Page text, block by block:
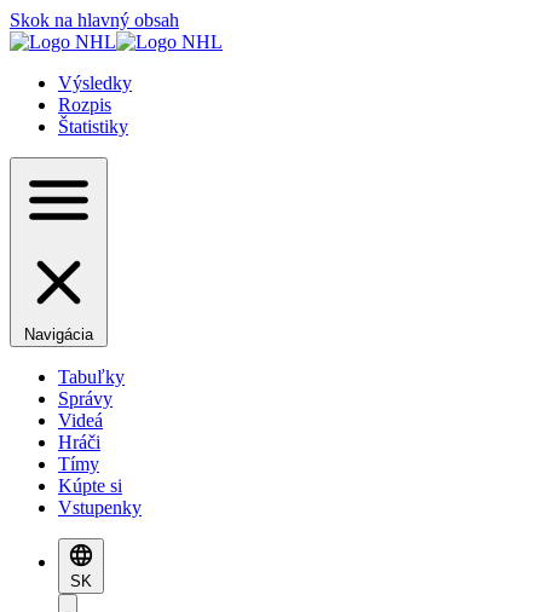
Skok na hlavný obsah
Výsledky
Rozpis
Štatistiky
Navigácia
Tabuľky
Správy
Videá
Hráči
Tímy
Kúpte si
Vstupenky
SK